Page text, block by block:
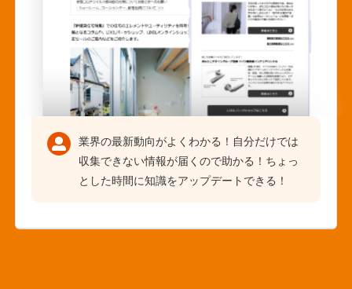
業界の最新動向がよくわかる！自分だけでは
収集できない情報が届くので助かる！ちょっ
とした時間に知識をアップデートできる！